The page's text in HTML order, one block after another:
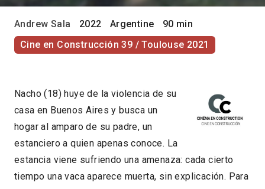
Andrew Sala 2022 Argentine
90 min
Cine en Construcción 39 / Toulouse 2021
Nacho (18) huye de la violencia de su
casa en Buenos Aires y busca un
hogar al amparo de su padre, un
estanciero a quien apenas conoce. La
estancia viene sufriendo una amenaza: cada cierto
tiempo una vaca aparece muerta, sin explicación. Para